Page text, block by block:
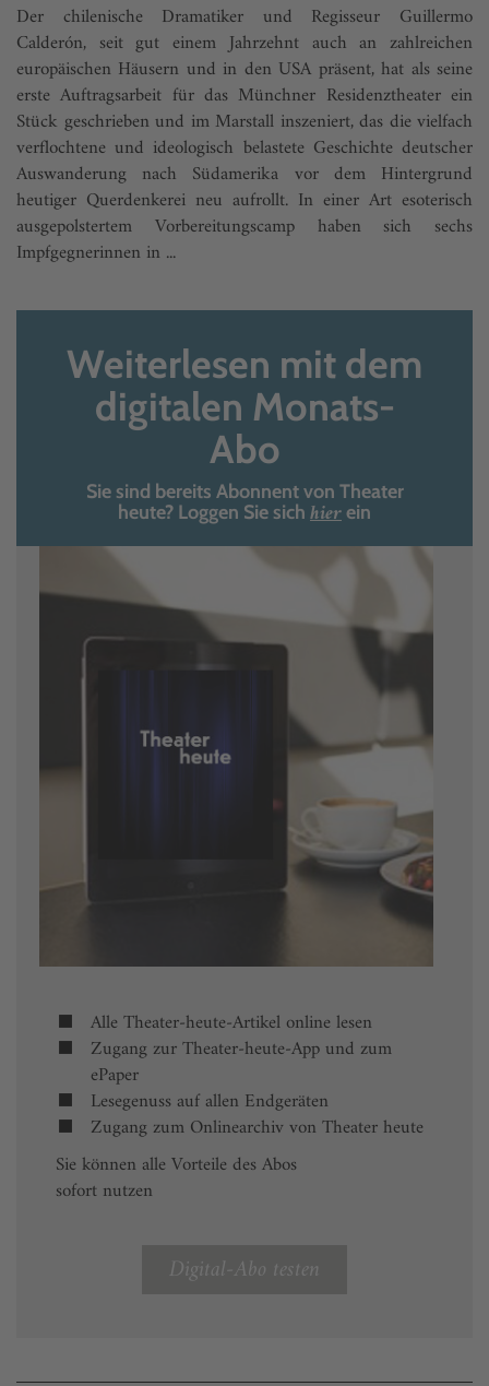
Der chilenische Dramatiker und Regisseur Guillermo
Calderón, seit gut einem Jahrzehnt auch an zahlreichen
europäischen Häusern und in den USA präsent, hat als seine
erste Auftragsarbeit für das Münchner Residenztheater ein
Stück geschrieben und im Marstall inszeniert, das die vielfach
verflochtene und ideologisch belastete Geschichte deutscher
Auswanderung nach Südamerika vor dem Hintergrund
heutiger Querdenkerei neu aufrollt. In einer Art esoterisch
ausgepolstertem Vorbereitungscamp haben sich sechs
Impfgegnerinnen in ...
Weiterlesen mit dem
digitalen Monats-
Abo
Sie sind bereits Abonnent von Theater
heute? Loggen Sie sich hierein
Alle Theater-heute-Artikel online lesen
Zugang zur Theater-heute-App und zum
ePaper
Lesegenuss auf allen Endgeräten
Zugang zum Onlinearchiv von Theater heute
Sie können alle Vorteile des Abos
sofort nutzen
Digital-Abo testen